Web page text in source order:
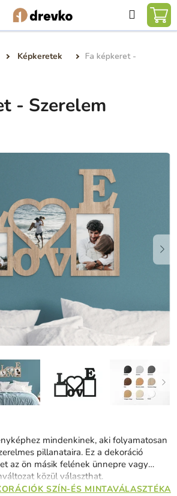
Képkeretek
Fa képkeret -
mindenkinek, aki folyamatosan
pillanataira. Ez a dekoráció
az ön másik felének ünnepre vagy
közül választhat.
SZÍN-ÉS MINTAVÁLASZTÉKA
- Szerelem